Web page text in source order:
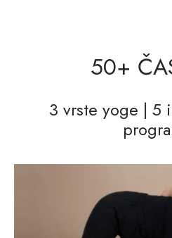
50+
3 vrste yoge | 5